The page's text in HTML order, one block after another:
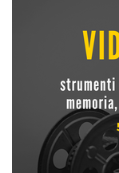
Prenotazione